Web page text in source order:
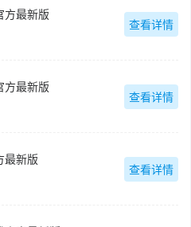
方最新版
查看详情
方最新版
查看详情
最新版
查看详情